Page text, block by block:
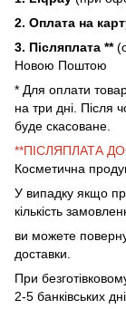
2. Оплата на
3. Післяплата **
Новою Поштою
* Для оплати
на три дні. Після
буде скасоване.
**ПІСЛЯПЛАТА
Косметична
У випадку якщо
кількість
ви можете
доставки.
При
2-5 банківських